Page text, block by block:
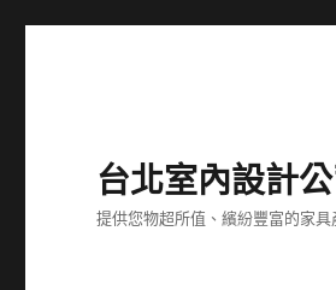
台北室內設計
提供您物超所值、繽紛豐富的家